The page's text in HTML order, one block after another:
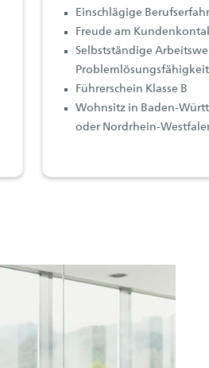
Einschlägige
Freude am
Selbstständige
Problemlösungsfähigkeit
Führerschein Klasse B
Wohnsitz in Baden-
oder Nordrhein-